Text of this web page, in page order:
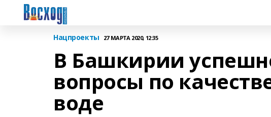
Нацпроекты 27 МАРТА 2020, 12:35
В Башкирии
вопросы по
воде